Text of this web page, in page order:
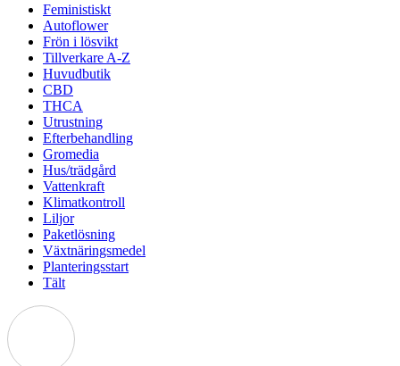
Feministiskt
Autoflower
Frön i lösvikt
Tillverkare A-Z
Huvudbutik
CBD
THCA
Utrustning
Efterbehandling
Gromedia
Hus/trädgård
Vattenkraft
Klimatkontroll
Liljor
Paketlösning
Växtnäringsmedel
Planteringsstart
Tält